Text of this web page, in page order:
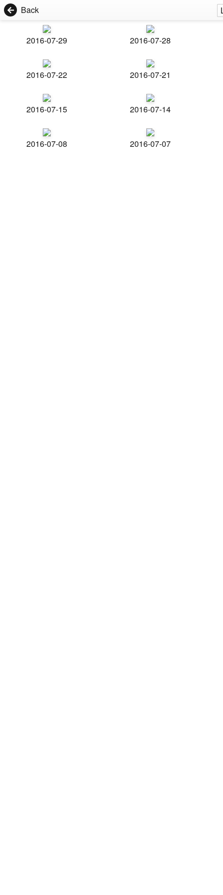
Back
2016-07-29 2016-07-28
2016-07-22 2016-07-21
2016-07-15 2016-07-14
2016-07-08 2016-07-07